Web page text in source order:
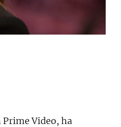
Video, ha